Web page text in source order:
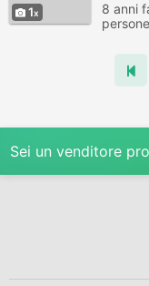
1 8 anni
Sei un venditore